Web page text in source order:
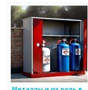
материалов